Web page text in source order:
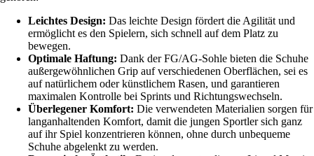
Leichtes Design: Das leichte Design fördert die Agilität und
ermöglicht es den Spielern, sich schnell auf dem Platz zu
bewegen.
Optimale Haftung: Dank der FG/AG-Sohle bieten die Schuhe
außergewöhnlichen Grip auf verschiedenen Oberflächen, sei es
auf natürlichem oder künstlichem Rasen, und garantieren
maximalen Kontrolle bei Sprints und Richtungswechseln.
Überlegener Komfort: Die verwendeten Materialien sorgen für
langanhaltenden Komfort, damit die jungen Sportler sich ganz
auf ihr Spiel konzentrieren können, ohne durch unbequeme
Schuhe abgelenkt zu werden.